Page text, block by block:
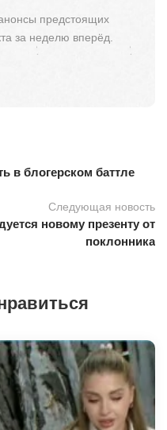
предстоящих
за неделю вперёд.
в блогерском баттле
Следующая новость
новому презенту от
поклонника